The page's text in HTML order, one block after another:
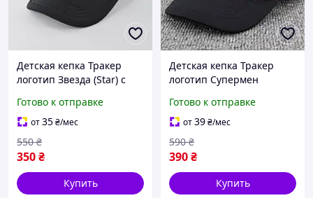
Детская кепка Тракер
логотип Звезда (Star) с
Унисекс WUKE One size
Готово к отправке
от35₴/мес
350₴
550 ₴
Купить
Детская кепка Тракер
логотип Супермен
сеточкой Красный,
Унисекс WUKE One size
Готово к отправке
от39₴/мес
390₴
590 ₴
Купить